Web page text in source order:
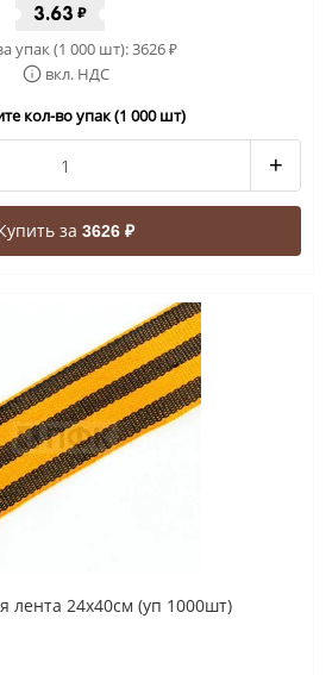
3.63 ₽
упак (1 000 шт):3626₽
вкл. НДС
кол-во упак (1 000 шт)
+
за 3626 ₽
лента 24x40cм (уп 1000шт)